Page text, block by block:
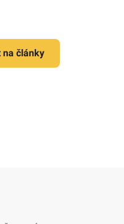
na články